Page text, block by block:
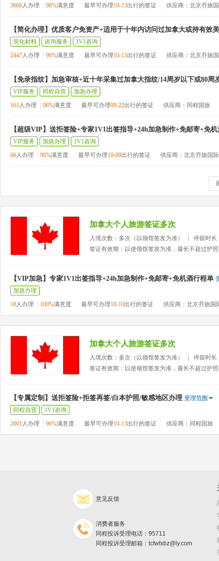
3666人办理 96%满意度 最早可办理10-13出行的签证 供应商：北京乔旅
【简化办理】优质客户免资产+适用于十年内访问过加拿大或持有效
简化材料 咨询服务
1V1咨询
2447人办理 96%满意度 最早可办理10-13出行的签证 供应商：北京乔旅
【免录指纹】加急审核+近十年采集过加拿大指纹/14周岁以下或80周
VIP服务 同程自营
加急办理
161人办理 96%满意度 最早可办理09-22出行的签证 供应商：同程国旅
【超级VIP】送拒签险+专家1V1出签指导+24h加急制作+免邮寄+免
VIP服务 加急办理
1V1咨询
66人办理 96%满意度 最早可办理10-09出行的签证 供应商：北京乔旅国
加拿大个人旅游签证多次
入境次数：多次（以领馆签发为准）
停留时长
签证有效期：以使领馆签发为准，最长不超过护
【VIP加急】专家1V1出签指导+24h加急制作+免邮寄+免机酒行程单
加急办理
18人办理 100%满意度 最早可办理10-10出行的签证 供应商：北京乔旅国
加拿大个人旅游签证多次
入境次数：多次（以领馆签发为准）
停留时长
签证有效期：以使领馆签发为准，最长不超过护
【专属定制】送拒签险+拒签再签/白本护照/敏感地区办理 受理范围
同程自营
1V1咨询
2001人办理 96%满意度 最早可办理10-13出行的签证 供应商：同程国旅
意见反馈
消费者服务
同程投诉受理电话：95711
同程投诉受理邮箱：tcfwfxbz@ly.com